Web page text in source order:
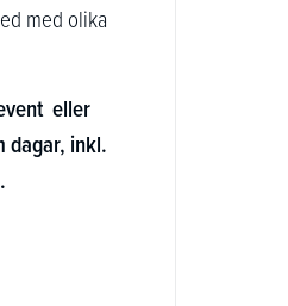
med olika
eller
dagar, inkl.